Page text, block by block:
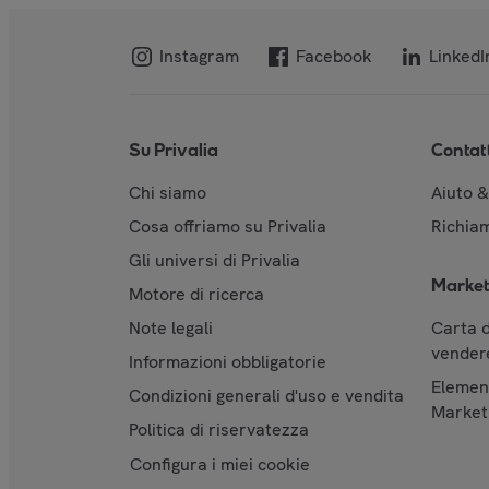
Instagram Facebook
Su Privalia
Chi siamo
Cosa offriamo su Privalia
Gli universi di Privalia
Motore di ricerca
Note legali
Informazioni obbligatorie
Condizioni generali d'uso e vendita
Politica di riservatezza
Configura i miei cookie
Aiuto
Carta